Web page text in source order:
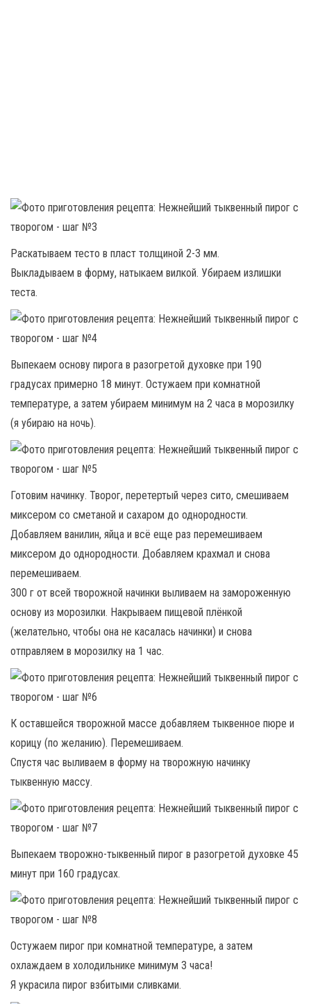
Раскатываем тесто в пласт толщиной 2-3 мм.
Выкладываем в форму, натыкаем вилкой. Убираем излишки
теста.
Выпекаем основу пирога в разогретой духовке при 190
градусах примерно 18 минут. Остужаем при комнатной
температуре, а затем убираем минимум на 2 часа в морозилку
(я убираю на ночь).
Готовим начинку. Творог, перетертый через сито, смешиваем
миксером со сметаной и сахаром до однородности.
Добавляем ванилин, яйца и всё еще раз перемешиваем
миксером до однородности. Добавляем крахмал и снова
перемешиваем.
300 г от всей творожной начинки выливаем на замороженную
основу из морозилки. Накрываем пищевой плёнкой
(желательно, чтобы она не касалась начинки) и снова
отправляем в морозилку на 1 час.
К оставшейся творожной массе добавляем тыквенное пюре и
корицу (по желанию). Перемешиваем.
Спустя час выливаем в форму на творожную начинку
тыквенную массу.
Выпекаем творожно-тыквенный пирог в разогретой духовке 45
минут при 160 градусах.
Остужаем пирог при комнатной температуре, а затем
охлаждаем в холодильнике минимум 3 часа!
Я украсила пирог взбитыми сливками.